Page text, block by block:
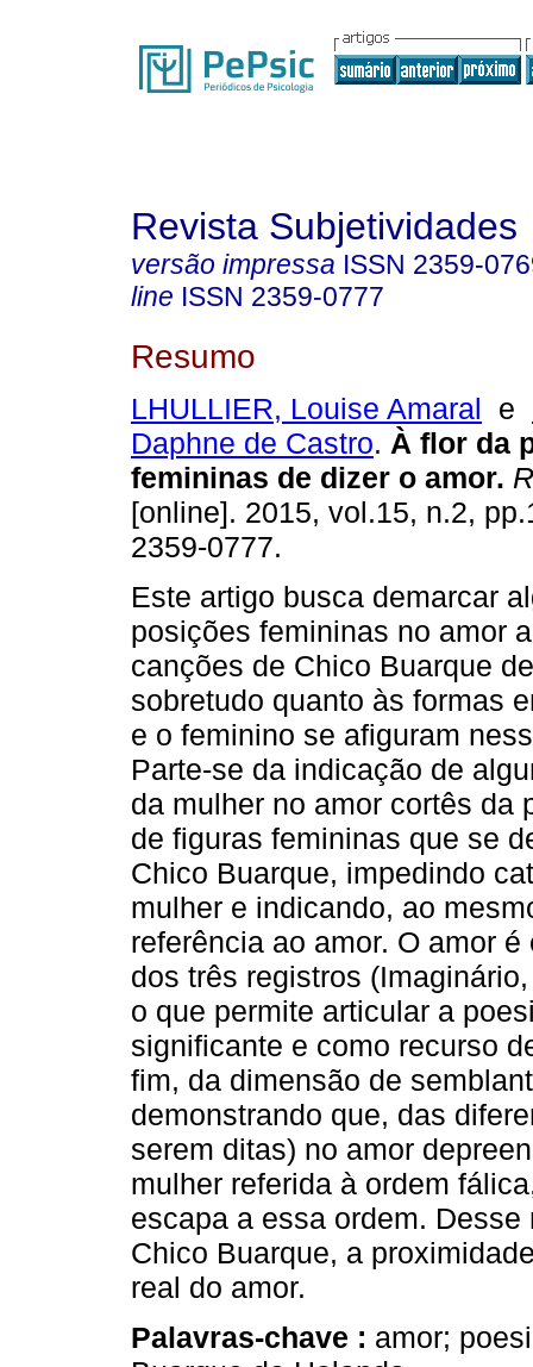
Revista Subjetividades
versão impressa ISSN 2359-
line ISSN 2359-0777
Resumo
LHULLIER, Louise Amaral e
Daphne de Castro. À flor da
femininas de dizer o amor.
[online]. 2015, vol.15, n.2,
2359-0777.
Este artigo busca demarcar
posições femininas no amor
canções de Chico Buarque
sobretudo quanto às formas
e o feminino se afiguram
Parte-se da indicação de
da mulher no amor cortês da
de figuras femininas que se
Chico Buarque, impedindo
mulher e indicando, ao
referência ao amor. O amor
dos três registros
o que permite articular a
significante e como recurso
fim, da dimensão de
demonstrando que, das
serem ditas) no amor
mulher referida à ordem
escapa a essa ordem.
Chico Buarque, a
real do amor.
Palavras-chave : amor;